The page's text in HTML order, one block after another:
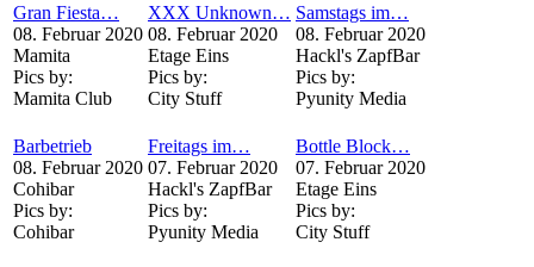
Gran Fiesta…
08. Februar 2020
Mamita
Pics by:
Mamita Club
XXX Unknown…
08. Februar 2020
Etage Eins
Pics by:
City Stuff
Samstags im…
08. Februar 2020
Hackl's ZapfBar
Pics by:
Pyunity Media
Barbetrieb
08. Februar 2020
Cohibar
Pics by:
Cohibar
Freitags im…
07. Februar 2020
Hackl's ZapfBar
Pics by:
Pyunity Media
Bottle Block…
07. Februar 2020
Etage Eins
Pics by:
City Stuff